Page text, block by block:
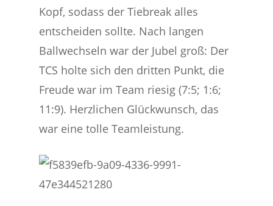
Kopf, sodass der Tiebreak alles
entscheiden sollte. Nach langen
Ballwechseln war der Jubel groß: Der
TCS holte sich den dritten Punkt, die
Freude war im Team riesig (7:5; 1:6;
11:9). Herzlichen Glückwunsch, das
war eine tolle Teamleistung.